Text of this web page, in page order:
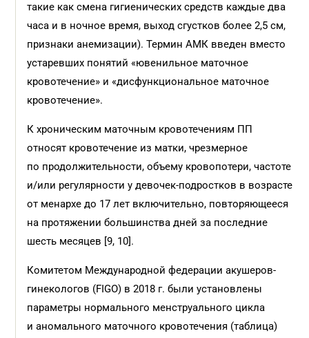
такие как смена гигиенических средств каждые два
часа и в ночное время, выход сгустков более 2,5 см,
признаки анемизации). Термин АМК введен вместо
устаревших понятий «ювенильное маточное
кровотечение» и «дисфункциональное маточное
кровотечение».
К хроническим маточным кровотечениям ПП
относят кровотечение из матки, чрезмерное
по продолжительности, объему кровопотери, частоте
и/или регулярности у девочек-подростков в возрасте
от менархе до 17 лет включительно, повторяющееся
на протяжении большинства дней за последние
шесть месяцев [9, 10].
Комитетом Международной федерации акушеров-
гинекологов (FIGO) в 2018 г. были установлены
параметры нормального менструального цикла
и аномального маточного кровотечения (таблица)